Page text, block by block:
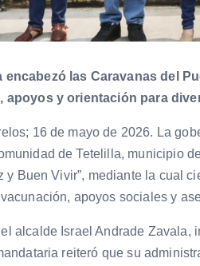
encabezó las Caravanas del
apoyos y orientación para
16 de mayo de 2026. La
de Tetelilla, municipio
y Buen Vivir”, mediante la cual
apoyos sociales y
alcalde Israel Andrade Zavala,
reiteró que su